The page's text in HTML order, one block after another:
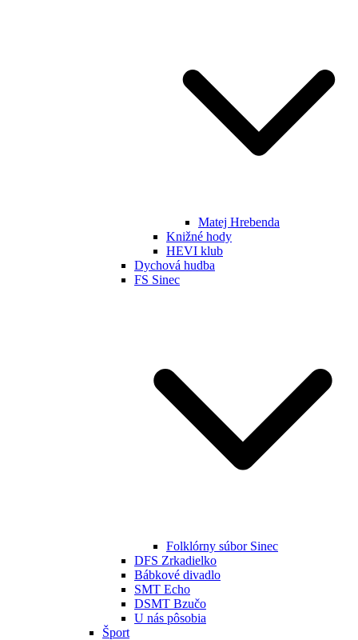
Matej Hrebenda
Knižné hody
HEVI klub
Dychová hudba
FS Sinec
Folklórny súbor Sinec
DFS Zrkadielko
Bábkové divadlo
SMT Echo
DSMT Bzučo
U nás pôsobia
Šport